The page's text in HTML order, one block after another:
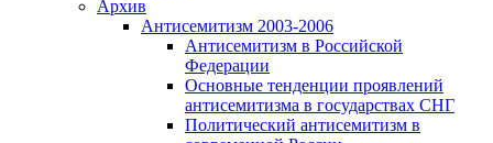
Архив
Антисемитизм 2003-2006
Антисемитизм в Российской
Федерации
Основные тенденции проявлений
антисемитизма в государствах СНГ
Политический антисемитизм в